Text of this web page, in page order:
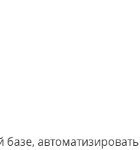
автоматизировать